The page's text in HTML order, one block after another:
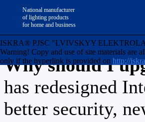
National manufacturer
of lighting products
for home and business
ISKRA® PJSC "LVIVSKYY
Warning! Copy and use of site materials are
only if the hyperlink is provided on http://
Internet
template's
Why should I
has redesigned
better security,